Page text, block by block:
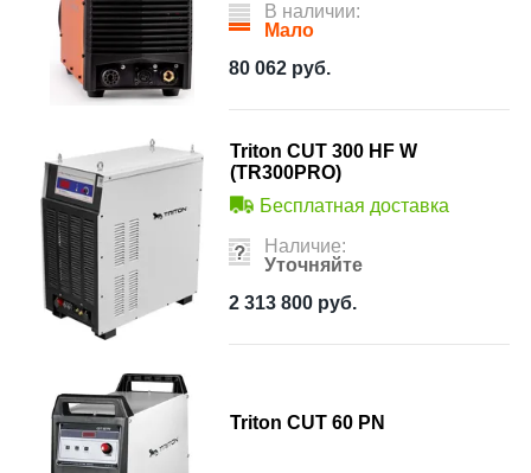
В наличии:
Мало
80 062 руб.
Triton CUT 300 HF W
(TR300PRO)
Бесплатная доставка
Наличие:
Уточняйте
2 313 800 руб.
Triton CUT 60 PN